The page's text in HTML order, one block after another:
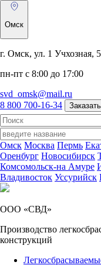
Омск
г. Омск, ул. 1 Учхозная,
пн-пт с 8:00 до 17:00
svd_omsk@mail.ru
8 800 700-16-34
Омск Москва Пермь
Оренбург Новосибирск
Комсомольск-на Амуре
Владивосток Уссурийск
ООО «СВД»
Производство
конструкций